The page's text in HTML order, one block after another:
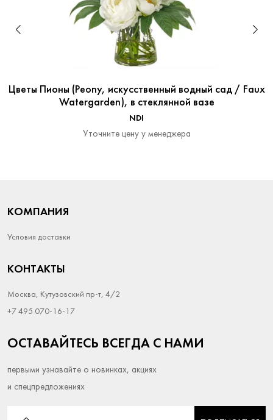
Цветы Пионы (Peony, искусственный водный сад / Faux
Watergarden), в стеклянной вазе
NDI
Уточните цену у менеджера
КОМПАНИЯ
Условия доставки
КОНТАКТЫ
Москва, Кутузовский пр-т, 4/2
+7 495 070-16-17
ОСТАВАЙТЕСЬ ВСЕГДА С НАМИ
первыми узнавайте о новинках, акциях
и спецпредложениях